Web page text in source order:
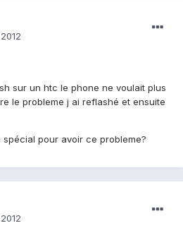
sur un htc le phone ne voulait plus
le probleme j ai reflashé et ensuite
pour avoir ce probleme?